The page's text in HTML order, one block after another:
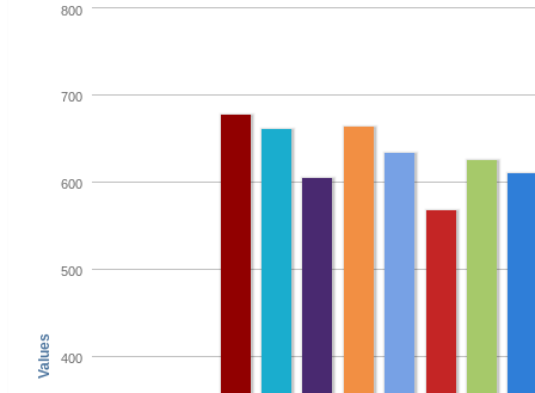
Values 400
500
600
700
800